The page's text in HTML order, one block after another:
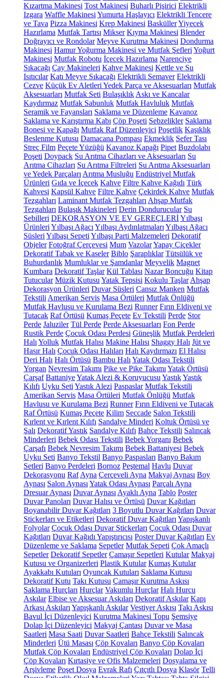
Kızartma Makinesi Tost Makinesi Buharlı Pişirici Elektrikli
Izgara Waffle Makinesi Yumurta Haşlayıcı Elektrikli Tencere
ve Tava Pizza Makinesi Krep Makinesi BasküllerYiyecek
Hazırlama Mutfak Tartısı Mikser Kıyma Makinesi Blender
Doğrayıcı ve Rondolar Meyve Kurutma Makinesi Dondurma
Makinesi Hamur Yoğurma Makinesi ve Mutfak Şefleri Yoğurt
Makinesi Mutfak Robotu İçecek Hazırlama Narenciye
Sıkacağı Çay Makineleri Kahve Makinesi Kettle ve Su
Isıtıcılar Katı Meyve Sıkacağı Elektrikli Semaver Elektrikli
Cezve Küçük Ev Aletleri Yedek Parça ve Aksesuarları Mutfak
Aksesuarları Mutfak Seti Bulaşıklık Askı ve Kancalar
Kaydırmaz Mutfak Sabunluk Mutfak Havluluk Mutfak
Seramik ve Fayansları Saklama ve Düzenleme Kavanoz
Saklama ve Karıştırma Kabı Çöp Poşeti Sebzelikler Saklama
Bonesi ve Kapağı Mutfak Raf Düzenleyici Poşetlik Kaşıklık
Beslenme Kutusu Damacana Pompası Ekmeklik Sefer Tası
Streç Film Peçete Yüzüğü Kavanoz Kapağı Pipet Buzdolabı
Poşeti Doypack Su Arıtma Cihazları ve Aksesuarları Su
Arıtma Cihazları Su Arıtma Filtreleri Su Arıtma Aksesuarları
ve Yedek Parçaları Arıtma Musluğu Endüstriyel Mutfak
Ürünleri Gıda ve İçecek Kahve Filtre Kahve Kağıdı Türk
Kahvesi Kapsül Kahve Filtre Kahve Çekirdek Kahve Mutfak
Tezgahları Laminant Mutfak Tezgahları Ahşap Mutfak
Tezgahları Bulaşık Makineleri Derin Dondurucular Su
Sebilleri DEKORASYON VE EV GEREÇLERİYılbaşı
Ürünleri Yılbaşı Ağacı Yılbaşı Aydınlatmaları Yılbaşı Ağacı
Süsleri Yılbaşı Sepeti Yılbaşı Parti Malzemeleri Dekoratif
Objeler Fotoğraf Çerçevesi Mum VazolarYapay Çiçekler
Dekoratif Tabak ve Kaseler Biblo Şaraplıklar Tütsülük ve
Buhurdanlık Mumluklar ve Şamdanlar Meyvelik Magnet
Kumbara Dekoratif Taşlar Kül Tablası Nazar Boncuğu Kitap
Tutucular Müzik Kutusu Yatak Tepsisi Kokulu Taşlar Ahşap
Dekorasyon Ürünleri Duvar Süsleri Cansız Manken Mutfak
Tekstili Amerikan Servis Masa Örtüleri Mutfak Önlüğü
Mutfak Havlusu ve Kurulama Bezi Runner Fırın Eldiveni ve
Tutacak Raf Örtüsü Kumaş Peçete Ev Tekstili Perde Stor
Perde Jaluziler Tül Perde Perde Aksesuarları Fon Perde
Rustik Perde Çocuk Odası Perdesi Güneşlik Mutfak Perdeleri
Halı Yolluk Mutfak Halısı Makine Halısı Shaggy Halı Jüt ve
Hasır Halı Çocuk Odası Halıları Halı Kaydırmazı El Halısı
Deri Halı Halı Örtüsü Bambu Halı Yatak Odası Tekstili
Yorgan Nevresim Takımı Pike ve Pike Takımı Yatak Örtüsü
Çarşaf BattaniyeYatak Alezi & Koruyucusu YastıkYastık
Kılıfı Uyku Seti Yastık Alezi Paspaslar Mutfak Tekstili
Amerikan Servis Masa Örtüleri Mutfak Önlüğü Mutfak
Havlusu ve Kurulama Bezi Runner Fırın Eldiveni ve Tutacak
Raf Örtüsü Kumaş Peçete Kilim Seccade Salon Tekstili
Kırlent ve Kırlent Kılıfı Sandalye Minderi Koltuk Örtüsü ve
Şalı Dekoratif Yastık Sandalye Kılıfı Bahçe Tekstili Salıncak
Minderleri Bebek Odası Tekstili Bebek Yorganı Bebek
Çarşafı Bebek Nevresim Takımı Bebek Battaniyesi Bebek
Uyku Seti Banyo Tekstil Banyo Paspasları Banyo Bakım
Setleri Banyo Perdeleri Bornoz Peştemal Havlu Duvar
Dekorasyonu Raf Ayna Çerçeveli Ayna Makyaj Aynası Boy
Aynası Salon Aynası Yatak Odası Aynası Parçalı Ayna
Dresuar Aynası Duvar Aynası Ayaklı Ayna Tablo Poster
Duvar Panoları Duvar Halısı ve Örtüsü Duvar Kağıtları
Boyanabilir Duvar Kağıtları 3 Boyutlu Duvar Kağıtları Duvar
Stickerları ve Etiketleri Dekoratif Duvar Kağıtları Yapışkanlı
Folyolar Çocuk Odası Duvar Stickerları Çocuk Odası Duvar
Kağıtları Duvar Kağıdı Yapıştırıcısı Poster Duvar Kağıtları Ev
Düzenleme ve Saklama Sepetler Mutfak Sepeti Çok Amaçlı
Sepetler Dekoratif Sepetler Çamaşır Sepetleri Kutular Makyaj
Kutusu ve Organizerleri Plastik Kutular Kumaş Kutular
Ayakkabı Kutuları Oyuncak Kutuları Saklama Kutusu
Dekoratif Kutu Takı Kutusu Çamaşır Kurutma Askısı
Saklama Hurçları Hurçlar Vakumlu Hurçlar Halı Hurcu
Askılar Elbise ve Aksesuar Askıları Dekoratif Askılar Kapı
Arkası Askıları Yapışkanlı Askılar Vestiyer Askısı Takı Askısı
Bavul İçi Düzenleyici Kurutma Makinesi Topu Şemsiye
Dolap İçi Düzenleyici Makyaj Çantası Duvar ve Masa
Saatleri Masa Saati Duvar Saatleri Bahçe Tekstili Salıncak
Minderleri Ütü Masası Çöp Kovaları Banyo Çöp Kovaları
Mutfak Çöp Kovaları Endüstriyel Çöp Kovaları Dolap İçi
Çöp Kovaları Kırtasiye ve Ofis Malzemeleri Dosyalama ve
Arşivleme Poşet Dosya Evrak Rafı Çıtçıtlı Dosya Klasör Telli